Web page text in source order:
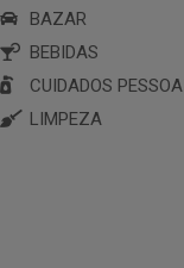
BAZAR
BEBIDAS
CUIDADOS
LIMPEZA